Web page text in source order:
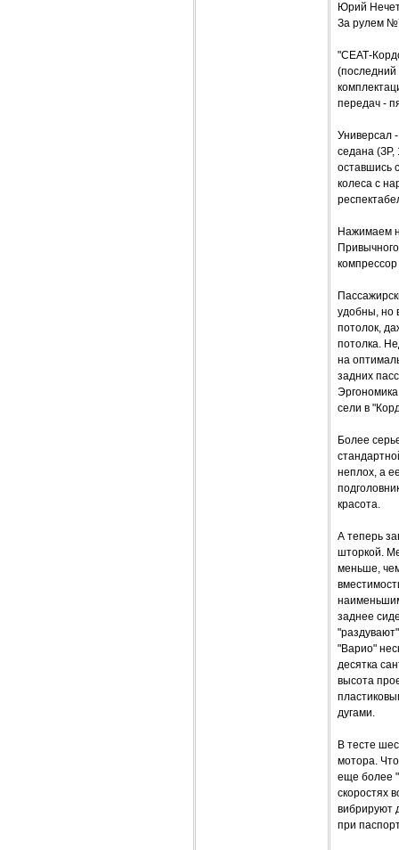
Юрий
За рулем
"СЕАТ-
(последний
передач -
Универсал
седана (ЗР,
оставшись
колеса с
Нажимаем
удобны, но
потолок,
потолка.
на
задних
сели в
Более
неплох, а
красота.
А теперь
шторкой.
меньше,
заднее
"Варио"
десятка
высота
дугами.
В тесте
мотора.
еще более
скоростях
вибрируют
при